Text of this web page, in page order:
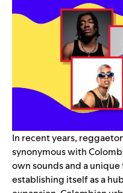
In recent years,
synonymous with
own sounds and a
establishing itself as a